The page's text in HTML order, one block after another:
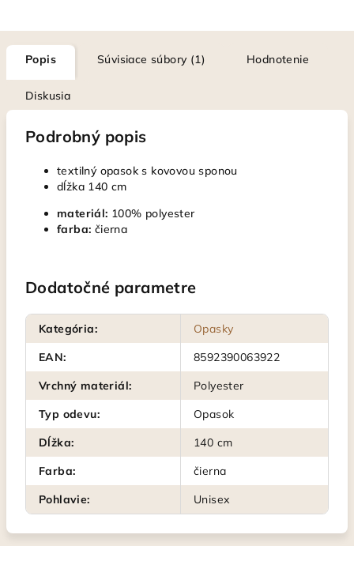
Popis Súvisiace súbory (1) Hodnotenie
Diskusia
Podrobný popis
textilný opasok s kovovou sponou
dĺžka 140 cm
materiál: 100% polyester
farba: čierna
Dodatočné parametre
Kategória:
Opasky
EAN:
8592390063922
Vrchný materiál:
Polyester
Typ odevu:
Opasok
Dĺžka:
140 cm
Farba:
čierna
Pohlavie: Unisex